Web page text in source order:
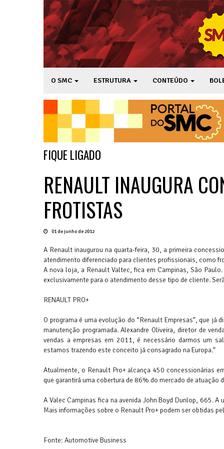
O SMC ESTRUTURA CONTEÚDO
FIQUE LIGADO
RENAULT INAUGURA
FROTISTAS
01 de junho de 2012
A Renault inaugurou na quarta-feira, 30, a primeira
atendimento diferenciado para clientes profissionais, como
A nova loja, a Renault Valtec, fica em Campinas, São
exclusivamente para o atendimento desse tipo de cliente.
RENAULT PRO+
O programa é uma evolução do “Renault Empresas”, que
manutenção programada. Alexandre Oliveira, diretor de
vendas a empresas em 2011, é necessário darmos um
estamos trazendo este conceito já consagrado na Europa.”
Atualmente, o Renault Pro+ alcança 450 concessionárias
que garantirá uma cobertura de 86% do mercado de atuação
A Valec Campinas fica na avenida John Boyd Dunlop, 665.
Mais informações sobre o Renault Pro+ podem ser obtidas
Fonte: Automotive Business